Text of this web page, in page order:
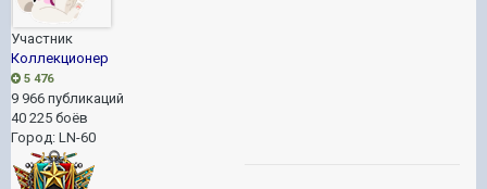
Участник
Коллекционер
5 476
9 966 публикаций
40 225 боёв
Город: LN-60